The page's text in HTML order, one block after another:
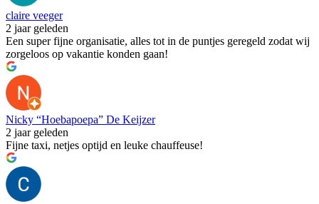
claire veeger
2 jaar geleden
Een super fijne organisatie, alles tot in de puntjes geregeld zodat wij
zorgeloos op vakantie konden gaan!
Nicky “Hoebapoepa” De Keijzer
2 jaar geleden
Fijne taxi, netjes optijd en leuke chauffeuse!